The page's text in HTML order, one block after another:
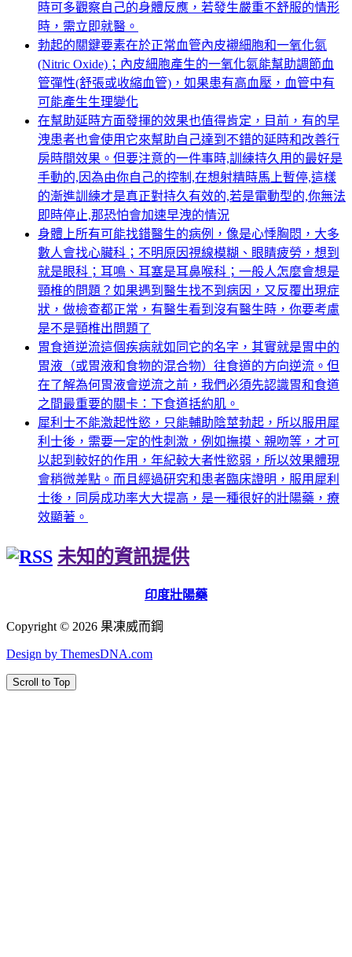
時可多觀察自己的身體反應，若發生嚴重不舒服的情形
時，需立即就醫。
勃起的關鍵要素在於正常血管內皮襯細胞和一氧化氮
(Nitric Oxide)；內皮細胞產生的一氧化氮能幫助調節血
管彈性(舒張或收縮血管)，如果患有高血壓，血管中有
可能產生生理變化
在幫助延時方面發揮的效果也值得肯定，目前，有的早
洩患者也會使用它來幫助自己達到不錯的延時和改善行
房時間效果。但要注意的一件事時,訓練持久用的最好是
手動的,因為由你自己的控制,在想射精時馬上暫停,這樣
的漸進訓練才是真正對持久有效的,若是電動型的,你無法
即時停止,那恐怕會加速早洩的情況
身體上所有可能找錯醫生的病例，像是心悸胸悶，大多
數人會找心臟科；不明原因視線模糊、眼睛疲勞，想到
就是眼科；耳鳴、耳塞是耳鼻喉科；一般人怎麼會想是
頸椎的問題？如果遇到醫生找不到病因，又反覆出現症
狀，做檢查都正常，有醫生看到沒有醫生時，你要考慮
是不是頸椎出問題了
胃食道逆流這個疾病就如同它的名字，其實就是胃中的
胃液（或胃液和食物的混合物）往食道的方向逆流。但
在了解為何胃液會逆流之前，我們必須先認識胃和食道
之間最重要的關卡：下食道括約肌。
犀利士不能激起性慾，只能輔助陰莖勃起，所以服用犀
利士後，需要一定的性刺激，例如撫摸、親吻等，才可
以起到較好的作用，年紀較大者性慾弱，所以效果體現
會稍微差點。而且經過研究和患者臨床證明，服用犀利
士後，同房成功率大大提高，是一種很好的壯陽藥，療
效顯著。
未知的資訊提供
印度壯陽藥
Copyright © 2026 果凍威而鋼
Design by ThemesDNA.com
Scroll to Top